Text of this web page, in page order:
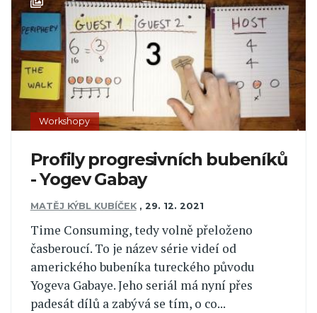
Workshopy
Profily progresivních bubeníků
- Yogev Gabay
MATĚJ KÝBL KUBÍČEK , 29. 12. 2021
Time Consuming, tedy volně přeloženo
časberoucí. To je název série videí od
amerického bubeníka tureckého původu
Yogeva Gabaye. Jeho seriál má nyní přes
padesát dílů a zabývá se tím, o co...